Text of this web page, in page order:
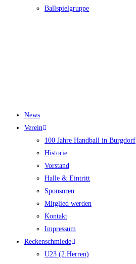
Ballspielgruppe
News
Verein
100 Jahre Handball in Burgdorf
Historie
Vorstand
Halle & Eintritt
Sponsoren
Mitglied werden
Kontakt
Impressum
Reckenschmiede
U23 (2.Herren)